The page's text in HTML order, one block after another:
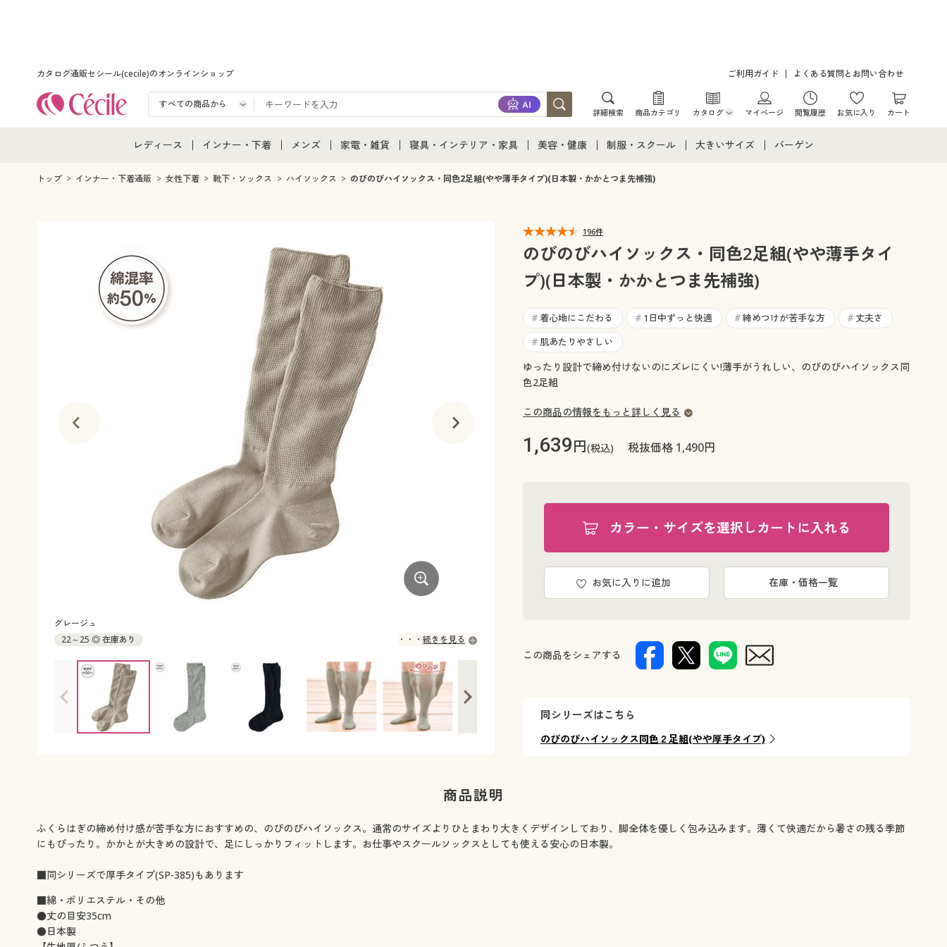
カタログ通販セシール(cecile)のオンラインショップ ご利用ガイド よくある質問とお問い合わせ
詳細検索 商品カテゴリ カタログ
カタログ・チラシからのご注文
マイページ 閲覧履歴 お気に入り カート
レディース
レディース通販すべて
インナー・下着
インナー・下着通販すべて
ジュニア・ティーンズ下着
メンズ
メンズ通販すべて
家電・雑貨
家電・雑貨すべて
寝具・インテリア・家具
寝具・インテリア・家具通販すべて
カーテン・ラグ・ファブリック
美容・健康
美容・健康通販すべて
制服・スクール
制服・スクールすべて
ジュニア・ティーンズ下着
大きいサイズ
大きいサイズ レディース下着
大きいサイズ メンズ
大きいサイズ 事務・制服
バーゲン
トップ インナー・下着通販 女性下着 靴下・ソックス ハイソックス のびのびハイソックス・同色2足組(やや薄手タイプ)(日本製・かかとつま先補強)
グレージュ
22～25 ◎ 在庫あり
続きを見る
196件
のびのびハイソックス・同色2足組(やや薄手タイ
プ)(日本製・かかとつま先補強)
# 着心地にこだわる # 1日中ずっと快適 # 締めつけが苦手な方 # 丈夫さ
# 肌あたりやさしい
ゆったり設計で締め付けないのにズレにくい!薄手がうれしい、のびのびハイソックス同
色2足組
この商品の情報をもっと詳しく見る
1,639円(税込) 税抜価格 1,490円
カラー・サイズを選択しカートに入れる
お気に入りに追加 在庫・価格一覧
この商品をシェアする
同シリーズはこちら
のびのびハイソックス同色２足組(やや厚手タイプ)
商品説明
ふくらはぎの締め付け感が苦手な方におすすめの、のびのびハイソックス。通常のサイズよりひとまわり大きくデザインしており、脚全体を優しく包み込みます。薄くて快適だから暑さの残る季節
にもぴったり。かかとが大きめの設計で、足にしっかりフィットします。お仕事やスクールソックスとしても使える安心の日本製。
■同シリーズで厚手タイプ(SP-385)もあります
■綿・ポリエステル・その他
●丈の目安35cm
●日本製